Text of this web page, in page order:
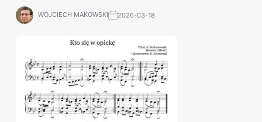
WOJCIECH MAKOWSKI 2026-03-18